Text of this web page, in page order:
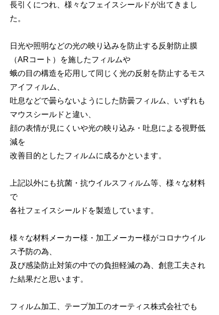
長引くにつれ、様々なフェイスシールドが出てきまし
た。
日光や照明などの光の映り込みを防止する反射防止膜
（ARコート）を施したフィルムや
蛾の目の構造を応用して同じく光の反射を防止するモス
アイフィルム、
吐息などで曇らないようにした防曇フィルム、いずれも
マウスシールドと違い、
顔の表情が見にくいや光の映り込み・吐息による視野低
減を
改善目的としたフィルムに成るかといます。
上記以外にも抗菌・抗ウイルスフィルム等、様々な材料
で
各社フェイスシールドを製造しています。
様々な材料メーカー様・加工メーカー様がコロナウイル
ス予防の為、
及び感染防止対策の中での負担軽減の為、創意工夫され
た結果だと思います。
フィルム加工、テープ加工のオーティス株式会社でも